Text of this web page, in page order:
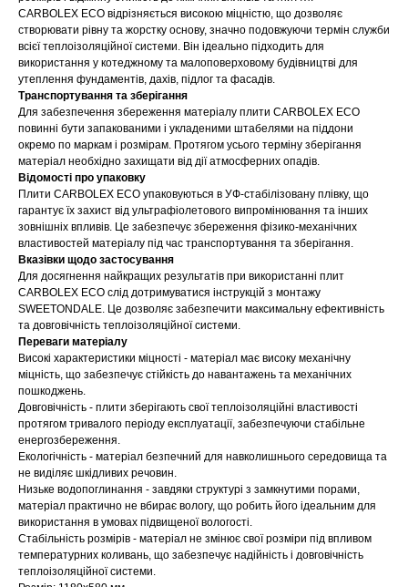
CARBOLEX ECO відрізняється високою міцністю, що дозволяє
створювати рівну та жорстку основу, значно подовжуючи термін служби
всієї теплоізоляційної системи. Він ідеально підходить для
використання у котеджному та малоповерховому будівництві для
утеплення фундаментів, дахів, підлог та фасадів.
Транспортування та зберігання
Для забезпечення збереження матеріалу плити CARBOLEX ECO
повинні бути запакованими і укладеними штабелями на піддони
окремо по маркам і розмірам. Протягом усього терміну зберігання
матеріал необхідно захищати від дії атмосферних опадів.
Відомості про упаковку
Плити CARBOLEX ECO упаковуються в УФ-стабілізовану плівку, що
гарантує їх захист від ультрафіолетового випромінювання та інших
зовнішніх впливів. Це забезпечує збереження фізико-механічних
властивостей матеріалу під час транспортування та зберігання.
Вказівки щодо застосування
Для досягнення найкращих результатів при використанні плит
CARBOLEX ECO слід дотримуватися інструкцій з монтажу
SWEETONDALE. Це дозволяє забезпечити максимальну ефективність
та довговічність теплоізоляційної системи.
Переваги матеріалу
Високі характеристики міцності - матеріал має високу механічну
міцність, що забезпечує стійкість до навантажень та механічних
пошкоджень.
Довговічність - плити зберігають свої теплоізоляційні властивості
протягом тривалого періоду експлуатації, забезпечуючи стабільне
енергозбереження.
Екологічність - матеріал безпечний для навколишнього середовища та
не виділяє шкідливих речовин.
Низьке водопоглинання - завдяки структурі з замкнутими порами,
матеріал практично не вбирає вологу, що робить його ідеальним для
використання в умовах підвищеної вологості.
Стабільність розмірів - матеріал не змінює свої розміри під впливом
температурних коливань, що забезпечує надійність і довговічність
теплоізоляційної системи.